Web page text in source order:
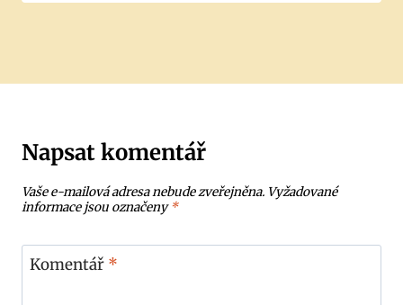
Napsat komentář
Vaše e-mailová adresa nebude zveřejněna. Vyžadované
informace jsou označeny*
Komentář *